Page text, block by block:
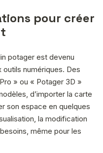
pour créer
potager est devenu
numériques. Des
» ou « Potager 3D »
d’importer la carte
son espace en quelques
la modification
même pour les